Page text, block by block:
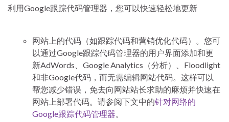
利用Google跟踪代码管理器，您可以快速轻松地更新
网站上的代码（如跟踪代码和营销优化代码）。您可
以通过Google跟踪代码管理器的用户界面添加和更
新AdWords、Google Analytics（分析）、Floodlight
和非Google代码，而无需编辑网站代码。这样可以
帮您减少错误，免去向网站站长求助的麻烦并快速在
网站上部署代码。请参阅下文中的针对网络的
Google跟踪代码管理器。